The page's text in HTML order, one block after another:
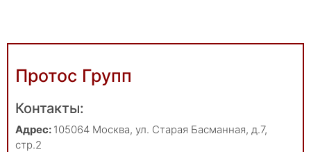
Протос Групп
Контакты:
Адрес: 105064 Москва, ул. Старая Басманная, д.7,
стр.2